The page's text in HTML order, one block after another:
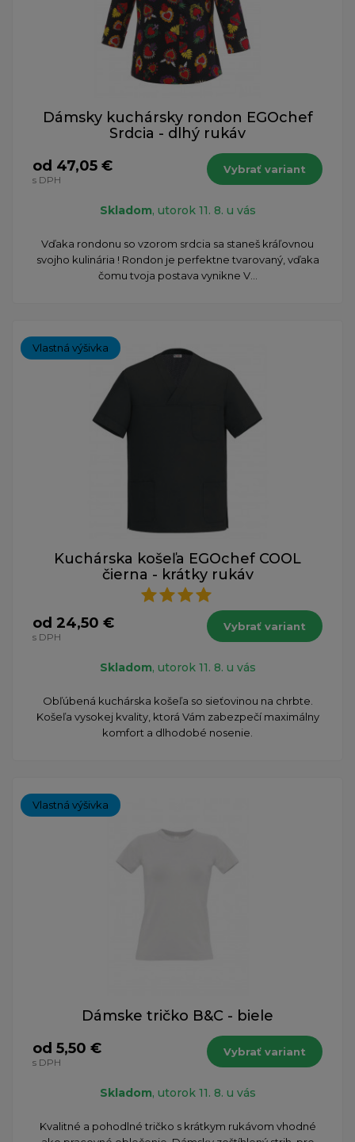
Dámsky kuchársky rondon EGOchef
Srdcia - dlhý rukáv
od 47,05 €
s DPH
Vybrať variant
Skladom, utorok 11. 8. u vás
Vďaka rondonu so vzorom srdcia sa staneš kráľovnou
svojho kulinária ! Rondon je perfektne tvarovaný, vďaka
čomu tvoja postava vynikne V...
Vlastná výšivka
Kuchárska košeľa EGOchef COOL
čierna - krátky rukáv
od 24,50 €
s DPH
Vybrať variant
Skladom, utorok 11. 8. u vás
Obľúbená kuchárska košeľa so sieťovinou na chrbte.
Košeľa vysokej kvality, ktorá Vám zabezpečí maximálny
komfort a dlhodobé nosenie.
Vlastná výšivka
Dámske tričko B&C - biele
od 5,50 €
s DPH
Vybrať variant
Skladom, utorok 11. 8. u vás
Kvalitné a pohodlné tričko s krátkym rukávom vhodné